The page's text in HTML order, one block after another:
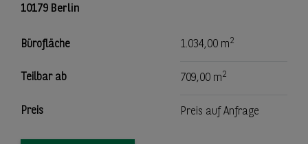
10179 Berlin
Bürofläche 1.034,00 m2
Teilbar ab 709,00 m2
Preis Preis auf Anfrage